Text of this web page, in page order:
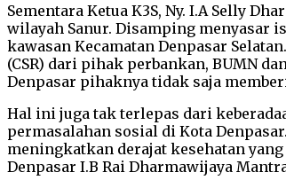
Sementara Ketua K3S, Ny. I.A Selly
wilayah Sanur. Disamping menyasar
kawasan Kecamatan Denpasar
(CSR) dari pihak perbankan, BUMN
Denpasar pihaknya tidak saja
Hal ini juga tak terlepas dari
permasalahan sosial di Kota
meningkatkan derajat kesehatan
Denpasar I.B Rai Dharmawijaya